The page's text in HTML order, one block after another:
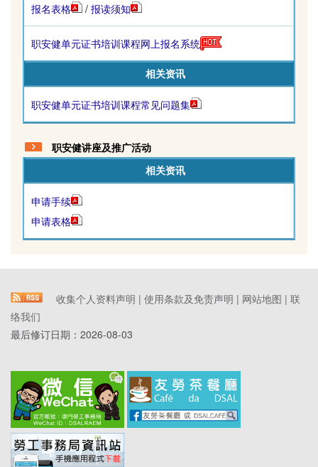
报名表格 / 报读须知
职安健单元证书培训课程网上报名系统
相关资讯
职安健单元证书培训课程常见问题集
职安健讲座及推广活动
相关资讯
申请手续
申请表格
收集个人资料声明 | 使用条款及免责声明 | 网站地图 | 联
络我们
最后修订日期： 2026-08-03